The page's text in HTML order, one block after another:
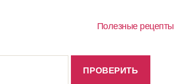
Полезные рецепты